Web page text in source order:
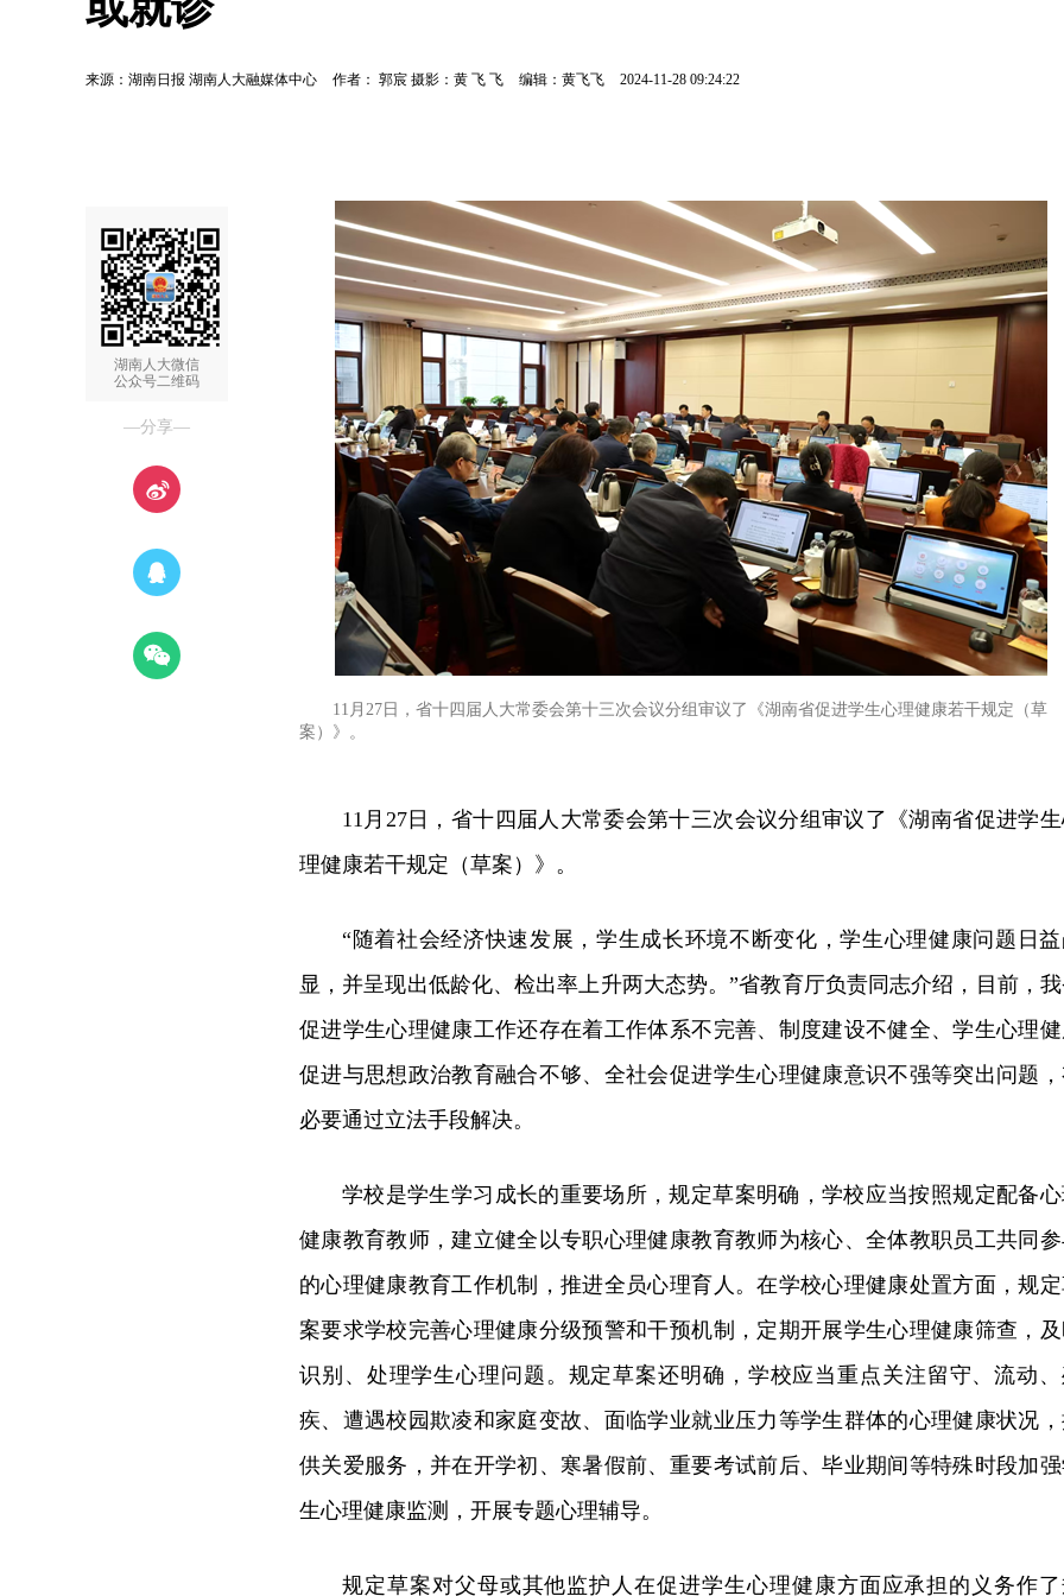
来源：湖南日报 湖南人大融媒体中心 作者： 郭宸 摄影：黄 飞 飞 编辑：黄飞飞 2024-11-28 09:24:22
湖南人大微信
公众号二维码
—分享—
11月27日，省十四届人大常委会第十三次会议分组审议了《湖南省促进学生心理健康若干规定（草
案）》。
11月27日，省十四届人大常委会第十三次会议分组审议了《湖南省促进学
理健康若干规定（草案）》。
“随着社会经济快速发展，学生成长环境不断变化，学生心理健康问题日
显，并呈现出低龄化、检出率上升两大态势。”省教育厅负责同志介绍，目前，
促进学生心理健康工作还存在着工作体系不完善、制度建设不健全、学生心理
促进与思想政治教育融合不够、全社会促进学生心理健康意识不强等突出问题
必要通过立法手段解决。
学校是学生学习成长的重要场所，规定草案明确，学校应当按照规定配备
健康教育教师，建立健全以专职心理健康教育教师为核心、全体教职员工共同
的心理健康教育工作机制，推进全员心理育人。在学校心理健康处置方面，规
案要求学校完善心理健康分级预警和干预机制，定期开展学生心理健康筛查，
识别、处理学生心理问题。规定草案还明确，学校应当重点关注留守、流动
疾、遭遇校园欺凌和家庭变故、面临学业就业压力等学生群体的心理健康状况
供关爱服务，并在开学初、寒暑假前、重要考试前后、毕业期间等特殊时段加
生心理健康监测，开展专题心理辅导。
规定草案对父母或其他监护人在促进学生心理健康方面应承担的义务作